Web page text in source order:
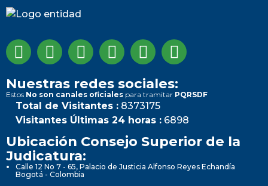
Nuestras redes sociales:
Estos No son canales oficiales para tramitar PQRSDF
Total de Visitantes : 8373175
Visitantes Últimas 24 horas : 6898
Ubicación Consejo Superior de la
Judicatura:
Calle 12 No 7 - 65, Palacio de Justicia Alfonso Reyes Echandía
Bogotá - Colombia